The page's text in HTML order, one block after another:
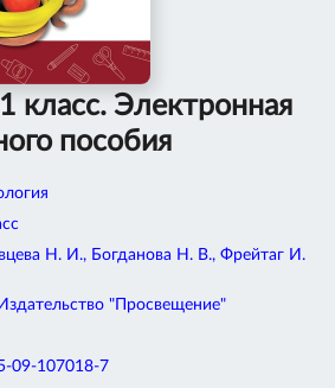
класс. Электронная
пособия
Н. И., Богданова Н. В., Фрейтаг И.
"Просвещение"
09-107018-7